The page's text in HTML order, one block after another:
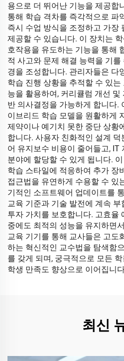
용으로 더 뛰어난 기능을 제공합
통해 학습 격차를 즉각적으로 파
즉시 수업 방식을 조정하고 가장
제공할 수 있습니다. 이 장치는
호작용을 유도하는 기능을 통해
적 사고와 문제 해결 능력을 기
경을 조성합니다. 관리자들은 다
학습 진행 상황을 추적할 수 있
능을 활용하여, 커리큘럼 개선 및
반 의사결정을 가능하게 합니다.
이브리드 학습 모델을 원활하게
제약이나 예기치 못한 중단 상황
합니다. 사용자 친화적인 설계
어 유지보수 비용이 줄어들고, IT
분야에 할당할 수 있게 됩니다.
학습 스타일에 적응하여 추가 장
접근법을 유연하게 수용할 수 있
기적인 소프트웨어 업데이트를
교육 기준과 기술 발전에 계속 부
투자 가치를 보호합니다. 고효율
중에도 최적의 성능을 유지하면
교육 기기를 통해 교사들은 고도
하는 혁신적인 교수법을 탐색함
를 갖게 되며, 궁극적으로 모든
학생 만족도 향상으로 이어집니
최신